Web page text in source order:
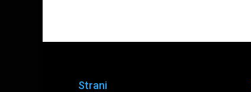
Strani